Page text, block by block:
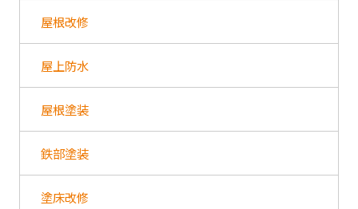
屋根改修
屋上防水
屋根塗装
鉄部塗装
塗床改修